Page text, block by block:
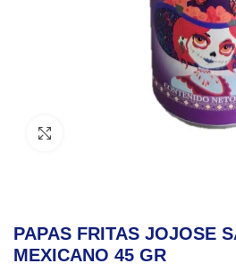
PAPAS FRITAS JOJOSE
MEXICANO 45 GR